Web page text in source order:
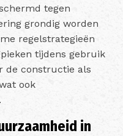
tegen
grondig worden
regelstrategieën
tijdens gebruik
de constructie als
ook
in